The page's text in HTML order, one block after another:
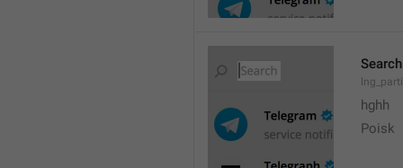
Search
hghh
Poisk